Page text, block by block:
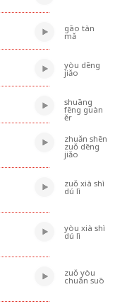
gāo tàn
mǎ
yòu dēng
jiǎo
shuāng
fēng guàn
ěr
zhuǎn shēn
zuǒ dēng
jiǎo
zuǒ xià shì
dú lì
yòu xià shì
dú lì
zuǒ yòu
chuān suō